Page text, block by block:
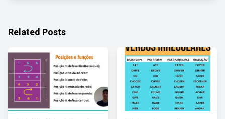
Related Posts